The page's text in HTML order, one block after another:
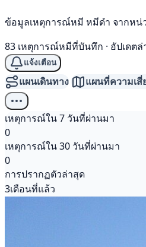
ข้อมูลเหตุการณ์หมี หมีดำ จากหน่
83 เหตุการณ์หมีที่บันทึก · อัปเดต
แจ้งเตือน
แผนเดินทาง แผนที่ความเสี่
เหตุการณ์ใน 7 วันที่ผ่านมา
0
เหตุการณ์ใน 30 วันที่ผ่านมา
0
การปรากฏตัวล่าสุด
3เดือนที่แล้ว